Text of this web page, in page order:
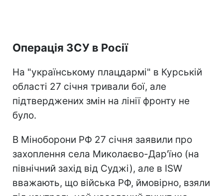
Операція ЗСУ в Росії
На "українському плацдармі" в Курській
області 27 січня тривали бої, але
підтверджених змін на лінії фронту не
було.
В Міноборони РФ 27 січня заявили про
захоплення села Миколаєво-Дар'їно (на
північний захід від Суджі), але в ISW
вважають, що війська РФ, ймовірно, взяли